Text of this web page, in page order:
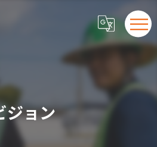
ジョン